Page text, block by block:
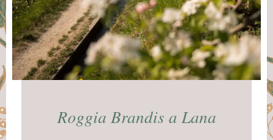
Roggia Brandis a Lana